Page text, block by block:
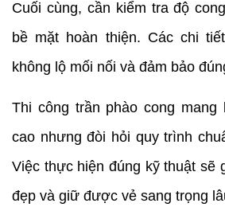
Cuối cùng, cần kiểm tra độ
bề mặt hoàn thiện. Các chi
không lộ mối nối và đảm bảo
Thi công trần phào cong
cao nhưng đòi hỏi quy trình
Việc thực hiện đúng kỹ thuật sẽ
đẹp và giữ được vẻ sang trọng